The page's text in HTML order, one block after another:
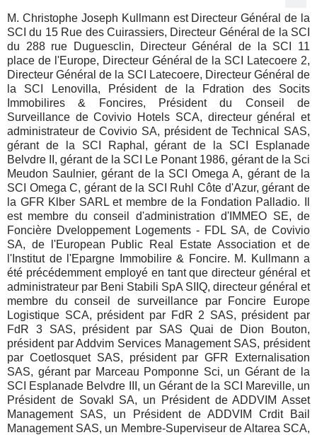
M. Christophe Joseph Kullmann est Directeur Général de la
SCI du 15 Rue des Cuirassiers, Directeur Général de la SCI
du 288 rue Duguesclin, Directeur Général de la SCI 11
place de l'Europe, Directeur Général de la SCI Latecoere 2,
Directeur Général de la SCI Latecoere, Directeur Général de
la SCI Lenovilla, Président de la Fdration des Socits
Immobilires & Foncires, Président du Conseil de
Surveillance de Covivio Hotels SCA, directeur général et
administrateur de Covivio SA, président de Technical SAS,
gérant de la SCI Raphal, gérant de la SCI Esplanade
Belvdre II, gérant de la SCI Le Ponant 1986, gérant de la Sci
Meudon Saulnier, gérant de la SCI Omega A, gérant de la
SCI Omega C, gérant de la SCI Ruhl Côte d'Azur, gérant de
la GFR Klber SARL et membre de la Fondation Palladio. Il
est membre du conseil d'administration d'IMMEO SE, de
Foncière Dveloppement Logements - FDL SA, de Covivio
SA, de l'European Public Real Estate Association et de
l'Institut de l'Epargne Immobilire & Foncire. M. Kullmann a
été précédemment employé en tant que directeur général et
administrateur par Beni Stabili SpA SIIQ, directeur général et
membre du conseil de surveillance par Foncire Europe
Logistique SCA, président par FdR 2 SAS, président par
FdR 3 SAS, président par SAS Quai de Dion Bouton,
président par Addvim Services Management SAS, président
par Coetlosquet SAS, président par GFR Externalisation
SAS, gérant par Marceau Pomponne Sci, un Gérant de la
SCI Esplanade Belvdre III, un Gérant de la SCI Mareville, un
Président de Sovakl SA, un Président de ADDVIM Asset
Management SAS, un Président de ADDVIM Crdit Bail
Management SAS, un Membre-Superviseur de Altarea SCA,